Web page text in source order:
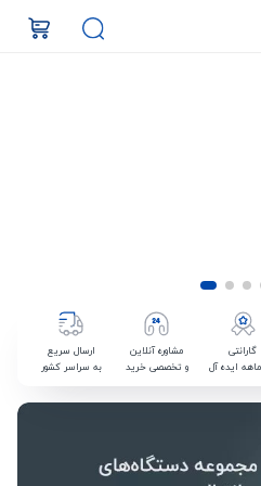
گارانتی
مشاوره آنلاین
و تخصصی خرید
ارسال سریع
به سراسر کشور